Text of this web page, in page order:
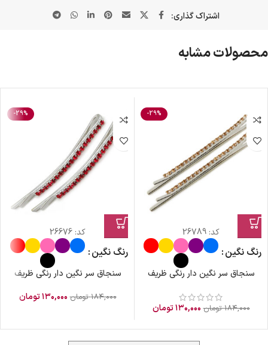
اشتراک گذاری:
محصولات مشابه
-29%
کد: 26789
رنگ نگین
سنجاق سر نگین دار رنگی ظریف
۱۸۴,۰۰۰ تومان ۱۳۰,۰۰۰تومان
-29%
کد: 26676
رنگ نگین
سنجاق سر نگین دار رنگی ظریف
۱۸۴,۰۰۰ تومان ۱۳۰,۰۰۰تومان